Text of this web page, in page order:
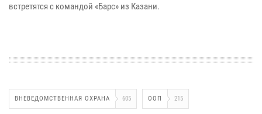
встретятся с командой «Барс» из Казани.
ВНЕВЕДОМСТВЕННАЯ ОХРАНА 605 ООП 215